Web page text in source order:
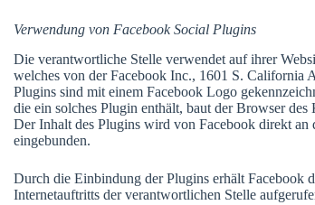
Verwendung von Facebook Social Plugins
Die verantwortliche Stelle verwendet auf ihrer
welches von der Facebook Inc., 1601 S.
Plugins sind mit einem Facebook Logo
die ein solches Plugin enthält, baut der Browser
Der Inhalt des Plugins wird von Facebook direkt
eingebunden.
Durch die Einbindung der Plugins erhält Facebook
Internetauftritts der verantwortlichen Stelle